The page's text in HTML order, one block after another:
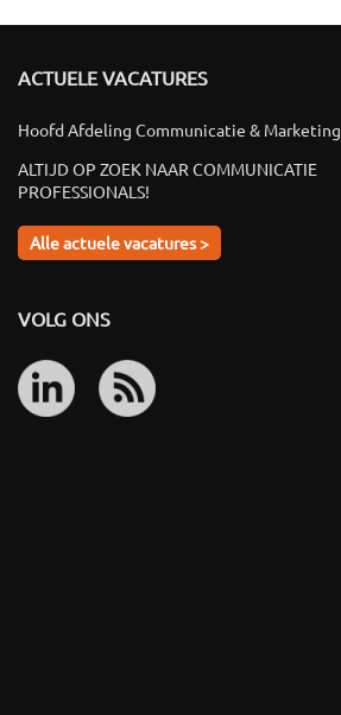
ACTUELE VACATURES
Hoofd Afdeling Communicatie & Marketing
ALTIJD OP ZOEK NAAR COMMUNICATIE
PROFESSIONALS!
Alle actuele vacatures >
VOLG ONS